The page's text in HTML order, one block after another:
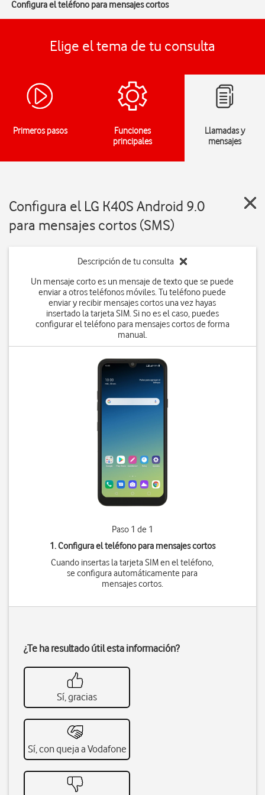
Configura el teléfono para mensajes cortos
Elige el tema de tu consulta
Primeros pasos
Funciones
principales
Llamadas y
mensajes
Configura el LG K40S Android 9.0
para mensajes cortos (SMS)
Descripción de tu consulta
Un mensaje corto es un mensaje de texto que se puede
enviar a otros teléfonos móviles. Tu teléfono puede
enviar y recibir mensajes cortos una vez hayas
insertado la tarjeta SIM. Si no es el caso, puedes
configurar el teléfono para mensajes cortos de forma
manual.
Paso 1 de 1
1. Configura el teléfono para mensajes cortos
Cuando insertas la tarjeta SIM en el teléfono,
se configura automáticamente para
mensajes cortos.
¿Te ha resultado útil esta información?
Sí, gracias
Sí, con queja a Vodafone